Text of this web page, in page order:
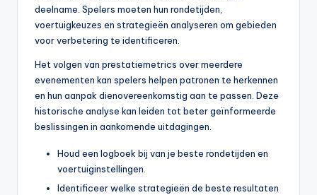
deelname. Spelers moeten hun rondetijden,
voertuigkeuzes en strategieën analyseren om gebieden
voor verbetering te identificeren.
Het volgen van prestatiemetrics over meerdere
evenementen kan spelers helpen patronen te herkennen
en hun aanpak dienovereenkomstig aan te passen. Deze
historische analyse kan leiden tot beter geïnformeerde
beslissingen in aankomende uitdagingen.
Houd een logboek bij van je beste rondetijden en
voertuiginstellingen.
Identificeer welke strategieën de beste resultaten